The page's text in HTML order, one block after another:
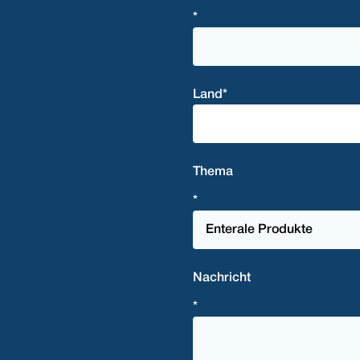
*
Land *
Thema
*
Nachricht
*